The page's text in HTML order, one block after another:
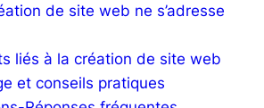
de site web ne s’adresse
liés à la création de site web
et conseils pratiques